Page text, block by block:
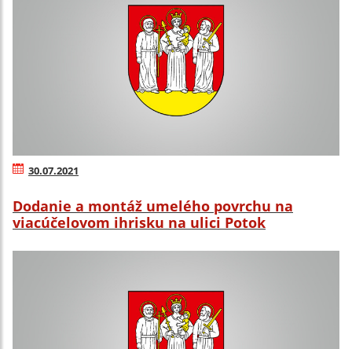
30.07.2021
Dodanie a montáž umelého povrchu na
viacúčelovom ihrisku na ulici Potok